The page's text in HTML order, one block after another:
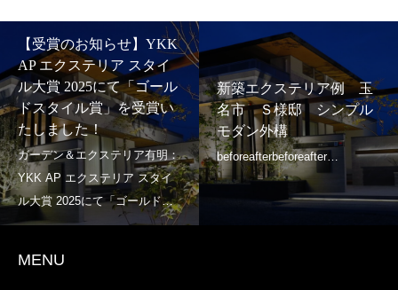
【受賞のお知らせ】YKK
AP エクステリア スタイ
ル大賞 2025にて「ゴール
ドスタイル賞」を受賞い
たしました！
新築エクステリア例 玉
名市 Ｓ様邸 シンプル
モダン外構
MENU